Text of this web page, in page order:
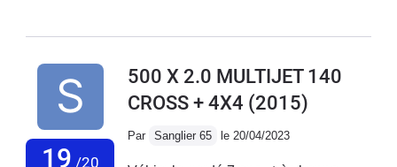
cesse... Je vais la revendre.
en concession. Plus gênant, 2 mois
mode dégradé. Retour en concession
en dépanneuse; problème de
19 /20
500 X 2.0 MULTIJET 140
CROSS + 4X4 (2015)
Par Sanglier 65 le 20/04/2023